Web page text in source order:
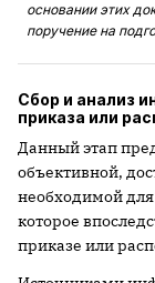
основании этих
поручение на
Сбор и анализ
приказа или
Данный этап
объективной,
необходимой
которое
приказе или